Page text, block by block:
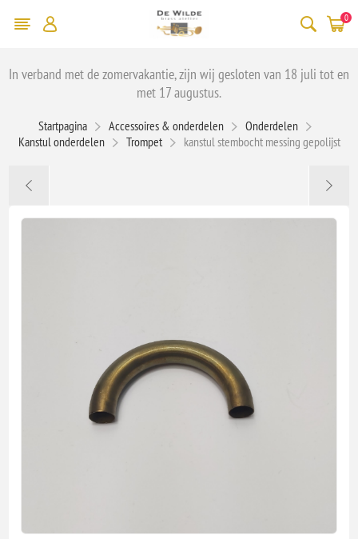
0
In verband met de zomervakantie, zijn wij gesloten van 18 juli tot en
met 17 augustus.
Startpagina Accessoires & onderdelen
Onderdelen
Kanstul onderdelen
Trompet kanstul stembocht messing gepolijst